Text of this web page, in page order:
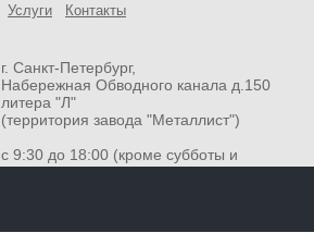
Услуги Контакты
г. Санкт-Петербург,
Набережная Обводного канала д.150
литера "Л"
(территория завода "Металлист")
с 9:30 до 18:00 (кроме субботы и
воскресенья